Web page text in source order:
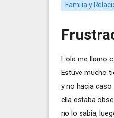
Familia y
Hola me llamo
Estuve mucho
y no hacia caso
ella estaba
no lo sabia,